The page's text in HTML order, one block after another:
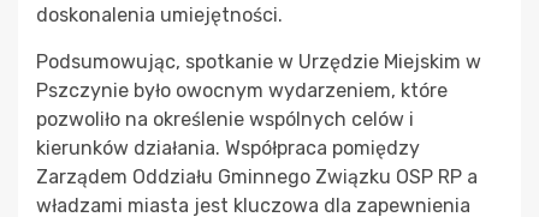
doskonalenia umiejętności.
Podsumowując, spotkanie w Urzędzie Miejskim w
Pszczynie było owocnym wydarzeniem, które
pozwoliło na określenie wspólnych celów i
kierunków działania. Współpraca pomiędzy
Zarządem Oddziału Gminnego Związku OSP RP a
władzami miasta jest kluczowa dla zapewnienia